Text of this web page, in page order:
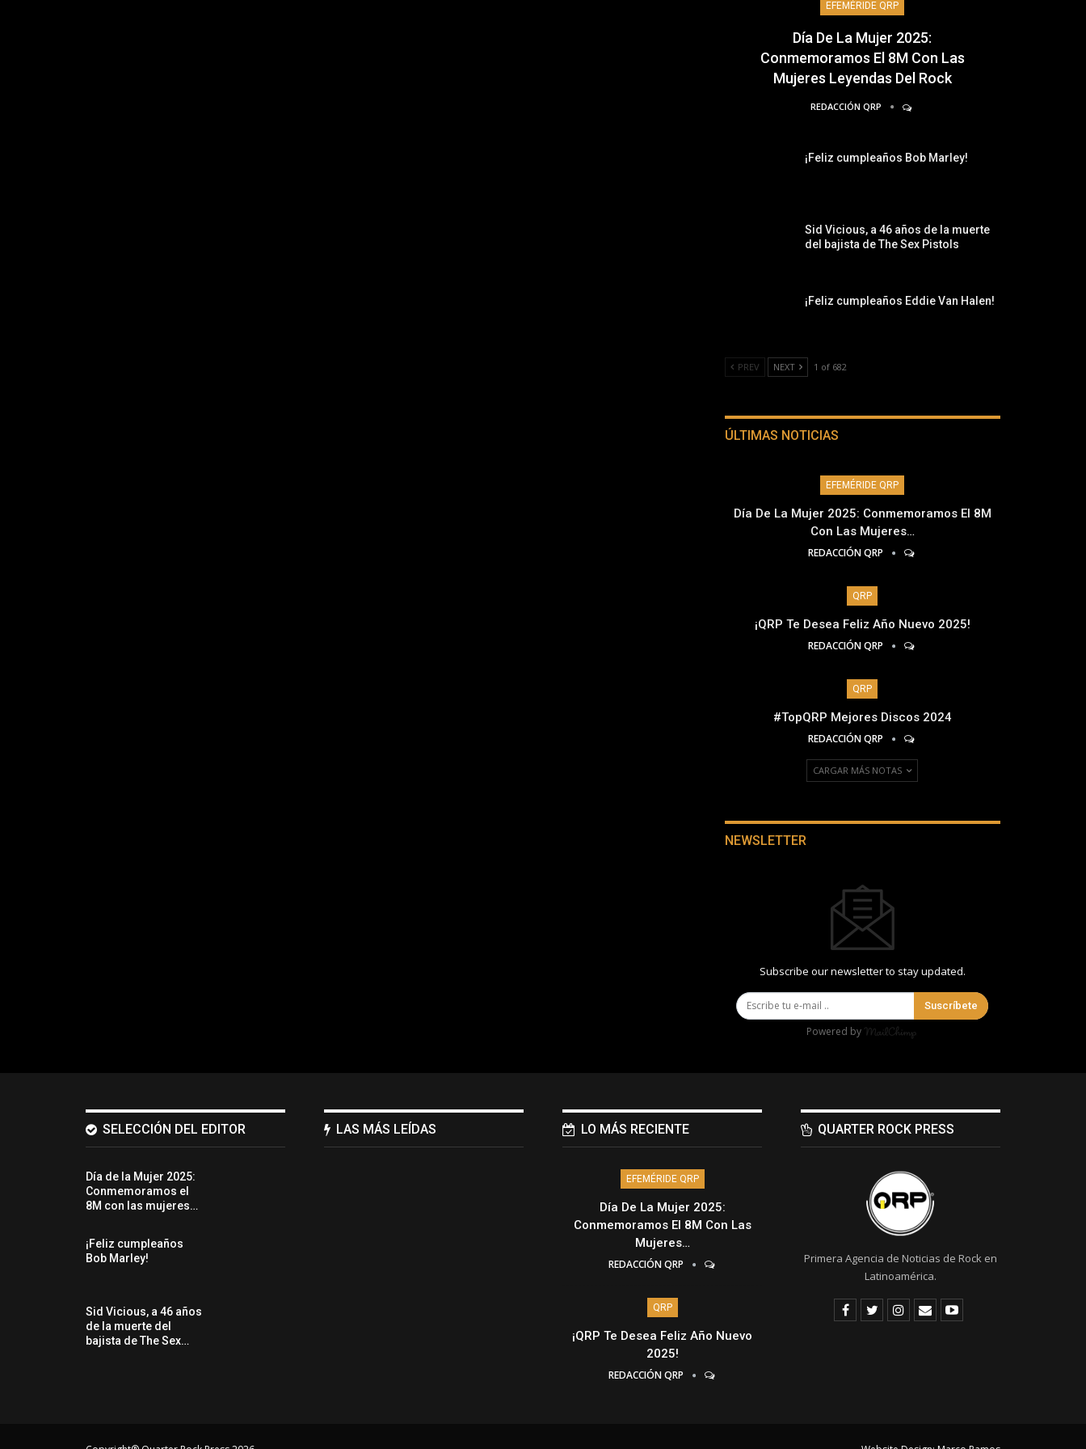
EFEMÉRIDE QRP
Día De La Mujer 2025:
Conmemoramos El 8M Con Las
Mujeres Leyendas Del Rock
REDACCIÓN QRP
¡Feliz cumpleaños Bob Marley!
Sid Vicious, a 46 años de la muerte
del bajista de The Sex Pistols
¡Feliz cumpleaños Eddie Van Halen!
PREV NEXT 1 of 682
ÚLTIMAS NOTICIAS
EFEMÉRIDE QRP
Día De La Mujer 2025: Conmemoramos El 8M
Con Las Mujeres…
REDACCIÓN QRP
QRP
¡QRP Te Desea Feliz Año Nuevo 2025!
REDACCIÓN QRP
QRP
#TopQRP Mejores Discos 2024
REDACCIÓN QRP
CARGAR MÁS NOTAS
NEWSLETTER
Subscribe our newsletter to stay updated.
Suscríbete
Powered by
SELECCIÓN DEL EDITOR
Día de la Mujer 2025:
Conmemoramos el
8M con las mujeres…
¡Feliz cumpleaños
Bob Marley!
Sid Vicious, a 46 años
de la muerte del
bajista de The Sex…
LAS MÁS LEÍDAS LO MÁS RECIENTE
EFEMÉRIDE QRP
Día De La Mujer 2025:
Conmemoramos El 8M Con Las
Mujeres…
REDACCIÓN QRP
QRP
¡QRP Te Desea Feliz Año Nuevo
2025!
REDACCIÓN QRP
QUARTER ROCK PRESS
Primera Agencia de Noticias de Rock en
Latinoamérica.